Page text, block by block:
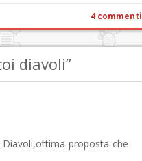
4 commenti
diavoli”
proposta che